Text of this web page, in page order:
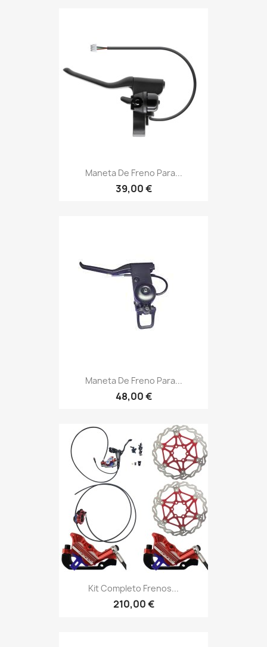
Maneta De Freno Para...
39,00 €
Maneta De Freno Para...
48,00 €
Kit Completo Frenos...
210,00 €